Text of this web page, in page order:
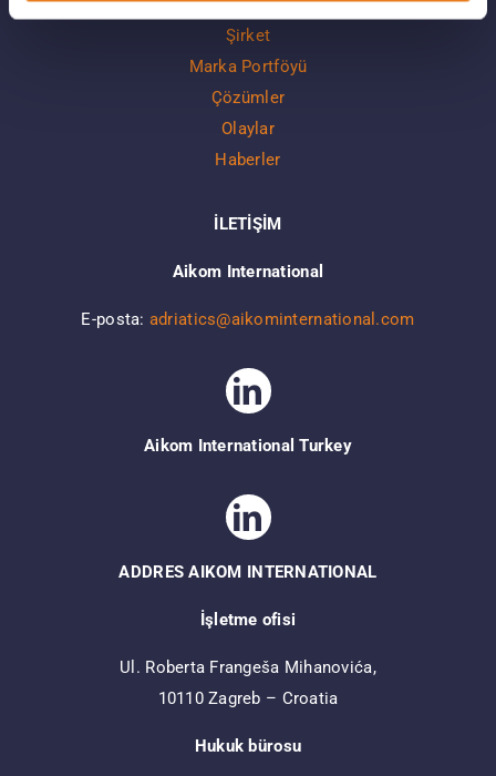
Şirket
Marka Portföyü
Çözümler
Olaylar
Haberler
İLETİŞİM
Aikom International
E-posta: adriatics@aikominternational.com
Aikom International Turkey
ADDRES AIKOM INTERNATIONAL
İşletme ofisi
Ul. Roberta Frangeša Mihanovića,
10110 Zagreb – Croatia
Hukuk bürosu